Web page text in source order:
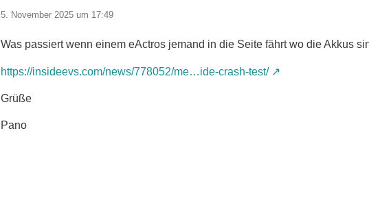
5. November 2025 um 17:49
Was passiert wenn einem eActros jemand in die Seite fährt wo die Akkus
https://insideevs.com/news/778052/me…ide-crash-test/
Grüße
Pano